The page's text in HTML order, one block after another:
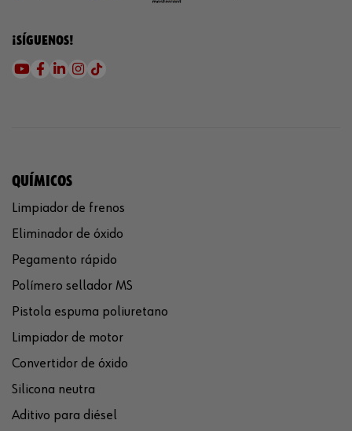
¡SÍGUENOS!
QUÍMICOS
Limpiador de frenos
Eliminador de óxido
Pegamento rápido
Polímero sellador MS
Pistola espuma poliuretano
Limpiador de motor
Convertidor de óxido
Silicona neutra
Aditivo para diésel